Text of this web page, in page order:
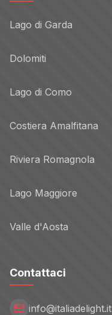
Lago di Garda
Dolomiti
Lago di Como
Costiera Amalfitana
Riviera Romagnola
Lago Maggiore
Valle d'Aosta
Contattaci
info@italiadelight.it